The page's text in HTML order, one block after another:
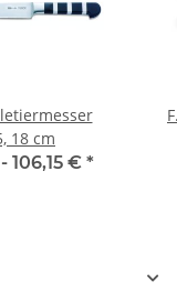
18 cm
106,15 € *